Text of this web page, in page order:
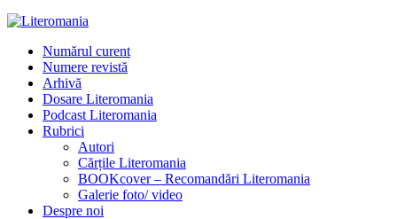
Numărul curent
Numere revistă
Arhivă
Dosare Literomania
Podcast Literomania
Rubrici
Autori
Cărțile Literomania
BOOKcover – Recomandări Literomania
Galerie foto/ video
Despre noi